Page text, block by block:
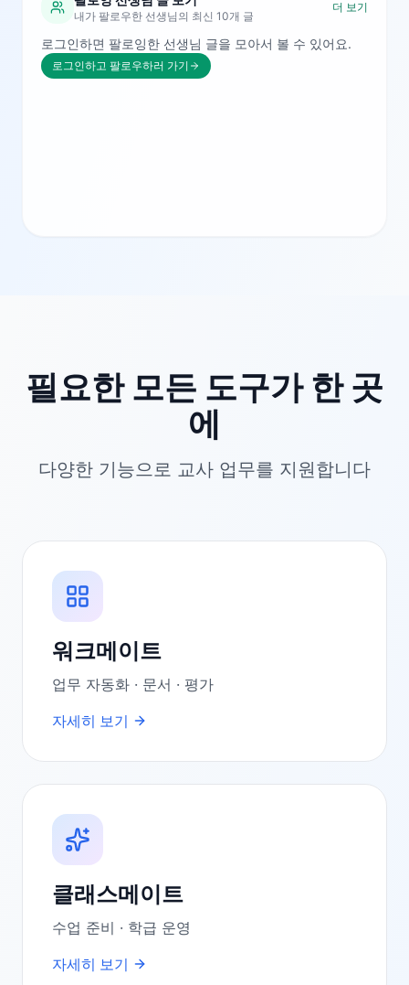
내가 팔로우한 선생님의 최신 10개 글
더 보기
로그인하면 팔로잉한 선생님 글을 모아서 볼 수 있어요.
로그인하고 팔로우하러 가기
필요한 모든 도구가 한 곳
에
다양한 기능으로 교사 업무를 지원합니다
워크메이트
업무 자동화 · 문서 · 평가
자세히 보기
클래스메이트
수업 준비 · 학급 운영
자세히 보기